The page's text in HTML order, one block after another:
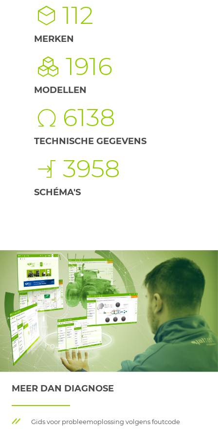
112
MERKEN
1916
MODELLEN
6138
TECHNISCHE GEGEVENS
3958
SCHÉMA'S
MEER DAN DIAGNOSE
Gids voor probleemoplossing volgens foutcode